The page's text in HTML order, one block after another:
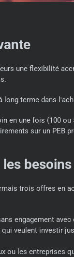
une flexibilité
long terme dans
en une fois (100
sur un
besoins
trois offres
engagement
veulent investir
ou les entreprises